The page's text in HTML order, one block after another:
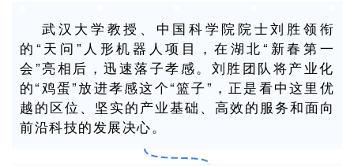
武汉大学教授、中国科学院院士刘胜领衔
的“天问”人形机器人项目，在湖北“新春第一
会”亮相后，迅速落子孝感。刘胜团队将产业化
的“鸡蛋”放进孝感这个“篮子”，正是看中这里优
越的区位、坚实的产业基础、高效的服务和面向
前沿科技的发展决心。